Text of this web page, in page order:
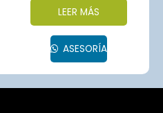
LEER MÁS
ASESORÍA